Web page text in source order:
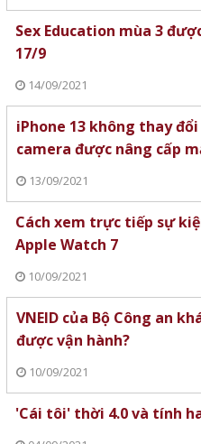
Sex Education mùa 3
17/9
14/09/2021
iPhone 13 không thay
camera được nâng cấp
13/09/2021
Cách xem trực tiếp sự
Apple Watch 7
10/09/2021
VNEID của Bộ Công an
được vận hành?
10/09/2021
'Cái tôi' thời 4.0 và tính